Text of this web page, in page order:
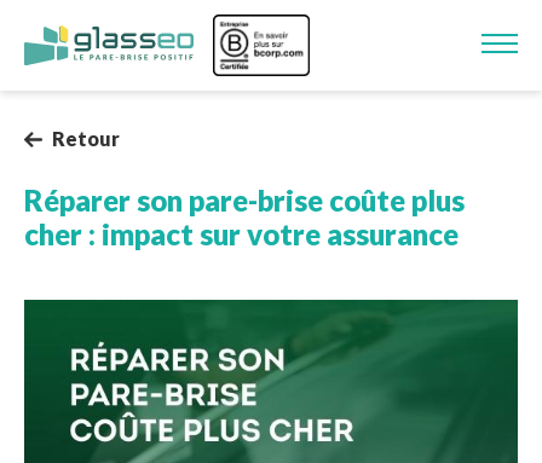
Aller au contenu principal
Image
Retour
Réparer son pare-brise coûte plus
cher : impact sur votre assurance